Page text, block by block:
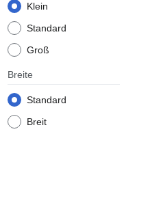
Klein
Standard
Groß
Breite
Standard
Breit